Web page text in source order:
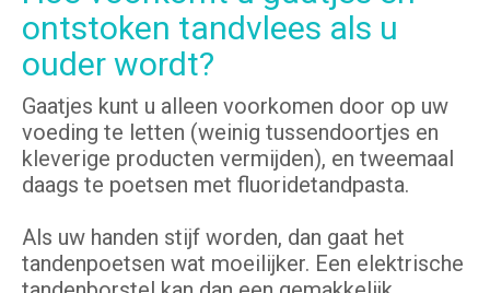
ontstoken tandvlees als u
ouder wordt?
Gaatjes kunt u alleen voorkomen door op uw
voeding te letten (weinig tussendoortjes en
kleverige producten vermijden), en tweemaal
daags te poetsen met fluoridetandpasta.
Als uw handen stijf worden, dan gaat het
tandenpoetsen wat moeilijker. Een elektrische